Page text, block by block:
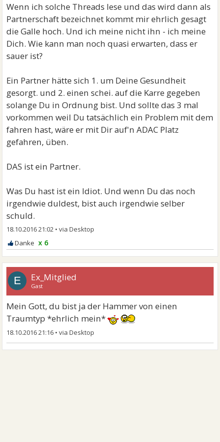
Wenn ich solche Threads lese und das wird dann als
Partnerschaft bezeichnet kommt mir ehrlich gesagt
die Galle hoch. Und ich meine nicht ihn - ich meine
Dich. Wie kann man noch quasi erwarten, dass er
sauer ist?
Ein Partner hätte sich 1. um Deine Gesundheit
gesorgt. und 2. einen schei. auf die Karre gegeben
solange Du in Ordnung bist. Und sollte das 3 mal
vorkommen weil Du tatsächlich ein Problem mit dem
fahren hast, wäre er mit Dir auf'n ADAC Platz
gefahren, üben.
DAS ist ein Partner.
Was Du hast ist ein Idiot. Und wenn Du das noch
irgendwie duldest, bist auch irgendwie selber
schuld.
18.10.2016 21:02 •
x 6
E Ex_Mitglied
Gast
Mein Gott, du bist ja der Hammer von einen
Traumtyp *ehrlich mein*
18.10.2016 21:16 •